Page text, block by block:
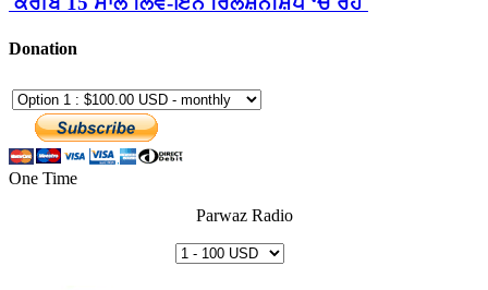
Donation
One Time
Parwaz Radio